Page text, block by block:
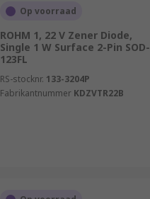
Op voorraad
ROHM 1, 22 V Zener Diode,
Single 1 W Surface 2-Pin SOD-
123FL
RS-stocknr. 133-3204P
Fabrikantnummer KDZVTR22B